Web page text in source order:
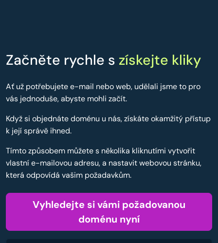
Začněte rychle s získejte kliky
Ať už potřebujete e-mail nebo web, udělali jsme to pro
vás jednoduše, abyste mohli začít.
Když si objednáte doménu u nás, získáte okamžitý přístup
k její správě ihned.
Tímto způsobem můžete s několika kliknutími vytvořit
vlastní e-mailovou adresu, a nastavit webovou stránku,
která odpovídá vašim požadavkům.
Vyhledejte si vámi požadovanou
doménu nyní